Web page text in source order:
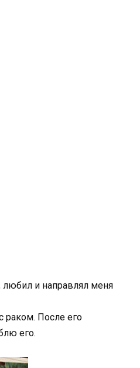
и направлял меня
раком. После его
его.